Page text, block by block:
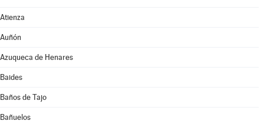
Atienza
Auñón
Azuqueca de Henares
Baides
Baños de Tajo
Bañuelos